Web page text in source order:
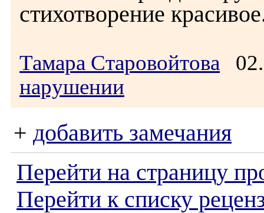
стихотворение
Тамара Старовойтова
нарушении
+ добавить замечания
Перейти на страницу
Перейти к списку